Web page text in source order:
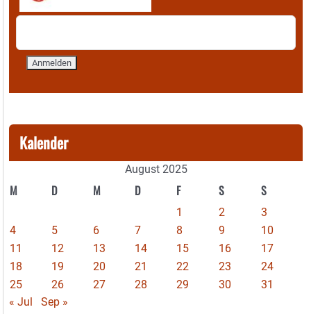
Kalender
August 2025
M D M D F S S
1 2
3
4
5 6 7 8 9
10
11
12 13 14 15 16
17
18
19 20 21 22 23
24
25
26 27 28 29 30
31
« Jul
Sep »